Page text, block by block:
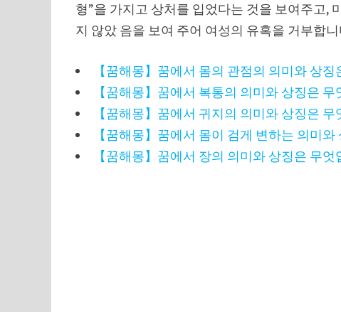
형”을 가지고 상처를 입었다는 것을 보여주고,
지 않았 음을 보여 주어 여성의 유혹을 거부합니
【꿈해몽】꿈에서 몸의 관점의 의미와 상징
【꿈해몽】꿈에서 복통의 의미와 상징은 무
【꿈해몽】꿈에서 귀지의 의미와 상징은 무
【꿈해몽】꿈에서 몸이 검게 변하는 의미
【꿈해몽】꿈에서 장의 의미와 상징은 무엇